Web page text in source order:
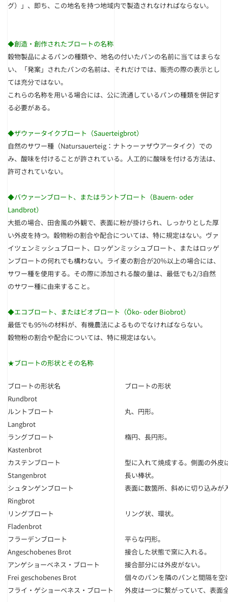
グ）」、即ち、この地名を持つ地域内で製造されなければならない。
◆創造・創作されたブロートの名称
穀物製品によるパンの種類や、地名の付いたパンの名前に当てはまらな
い、「発案」されたパンの名前は、それだけでは、販売の際の表示とし
ては充分ではない。
これらの名称を用いる場合には、公に流通しているパンの種類を併記す
る必要がある。
◆ザウァータイクブロート（Sauerteigbrot）
自然のサワー種（Natursauerteig：ナトゥーァザウアータイク）での
み、酸味を付けることが許されている。人工的に酸味を付ける方法は、
許可されていない。
◆バウァーンブロート、またはラントブロート（Bauern- oder
Landbrot）
大抵の場合、田舎風の外観で、表面に粉が掛けられ、しっかりとした厚
い外皮を持つ。穀物粉の割合や配合については、特に規定はない。ヴァ
イツェンミッシュブロート、ロッゲンミッシュブロート、またはロッゲ
ンブロートの何れでも構わない。ライ麦の割合が20％以上の場合には、
サワー種を使用する。その際に添加される酸の量は、最低でも2/3自然
のサワー種に由来すること。
◆エコブロート、またはビオブロート（Öko- oder Biobrot）
最低でも95％の材料が、有機農法によるものでなければならない。
穀物粉の割合や配合については、特に規定はない。
★ブロートの形状とその名称
ブロートの形状名
ブロートの形状
Rundbrot
ルントブロート
丸、円形。
Langbrot
ラングブロート
楕円、長円形。
Kastenbrot
カステンブロート
型に入れて焼成する。側面の外皮
Stangenbrot
シュタンゲンブロート
長い棒状。
表面に数箇所、斜めに切り込みが
Ringbrot
リングブロート
リング状、環状。
Fladenbrot
フラーデンブロート
平らな円形。
Angeschobenes Brot
アンゲショーベネス・ブロート
接合した状態で窯に入れる。
接合部分には外皮がない。
Frei geschobenes Brot
フライ・ゲショーベネス・ブロート
個々のパンを隣のパンと間隔を空
外皮は一つに繋がっていて、表面